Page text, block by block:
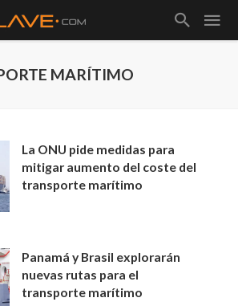
MARÍTIMO
La ONU pide medidas para
mitigar aumento del coste del
transporte marítimo
Panamá y Brasil explorarán
nuevas rutas para el
transporte marítimo